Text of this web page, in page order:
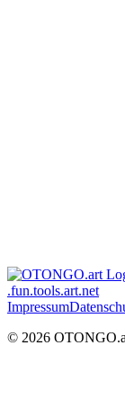
.fun.tools.art.net
Impressum
© 2026